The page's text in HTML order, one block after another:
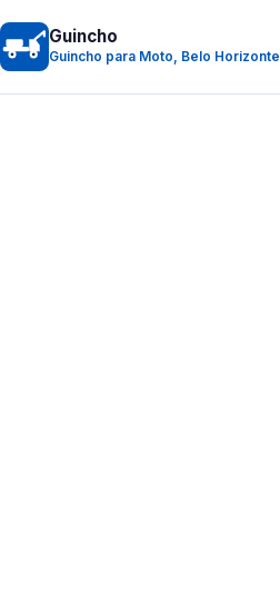
Guincho
Guincho para Moto, Belo Horizonte